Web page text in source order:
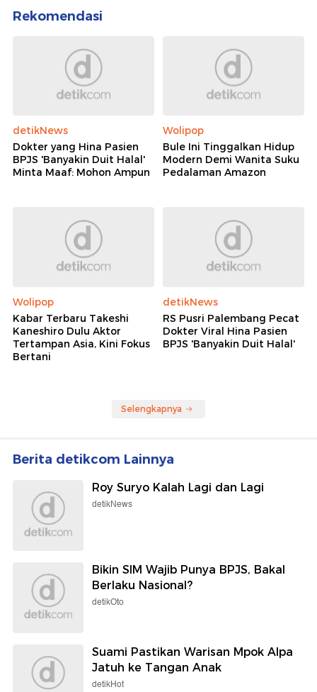
Rekomendasi
detikNews
Dokter yang Hina Pasien
BPJS 'Banyakin Duit Halal'
Minta Maaf: Mohon Ampun
Wolipop
Bule Ini Tinggalkan Hidup
Modern Demi Wanita Suku
Pedalaman Amazon
Wolipop
Kabar Terbaru Takeshi
Kaneshiro Dulu Aktor
Tertampan Asia, Kini Fokus
Bertani
detikNews
RS Pusri Palembang Pecat
Dokter Viral Hina Pasien
BPJS 'Banyakin Duit Halal'
Selengkapnya
Berita detikcom Lainnya
Roy Suryo Kalah Lagi dan Lagi
detikNews
Bikin SIM Wajib Punya BPJS, Bakal
Berlaku Nasional?
detikOto
Suami Pastikan Warisan Mpok Alpa
Jatuh ke Tangan Anak
detikHot